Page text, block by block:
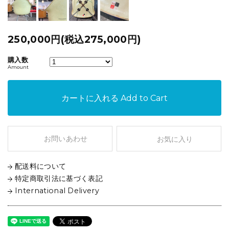
250,000円(税込275,000円)
購入数
Amount
カートに入れる Add to Cart
お問いあわせ お気に入り
配送料について
特定商取引法に基づく表記
International Delivery